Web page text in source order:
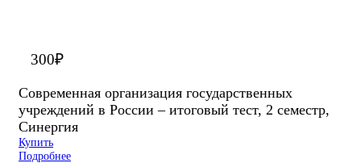
300₽
Современная организация государственных
учреждений в России – итоговый тест, 2 семестр,
Синергия
Купить
Подробнее